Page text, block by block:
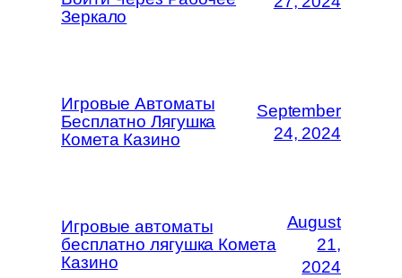
Зеркало
Игровые Автоматы
Бесплатно Лягушка
Комета Казино
September
24, 2024
Игровые автоматы
бесплатно лягушка Комета
Казино
August
21,
2024